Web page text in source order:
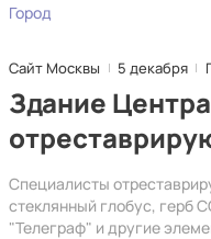
Город
Сайт Москвы 5 декабря
Здание
Специалисты
стеклянный глобус, герб
"Телеграф" и другие